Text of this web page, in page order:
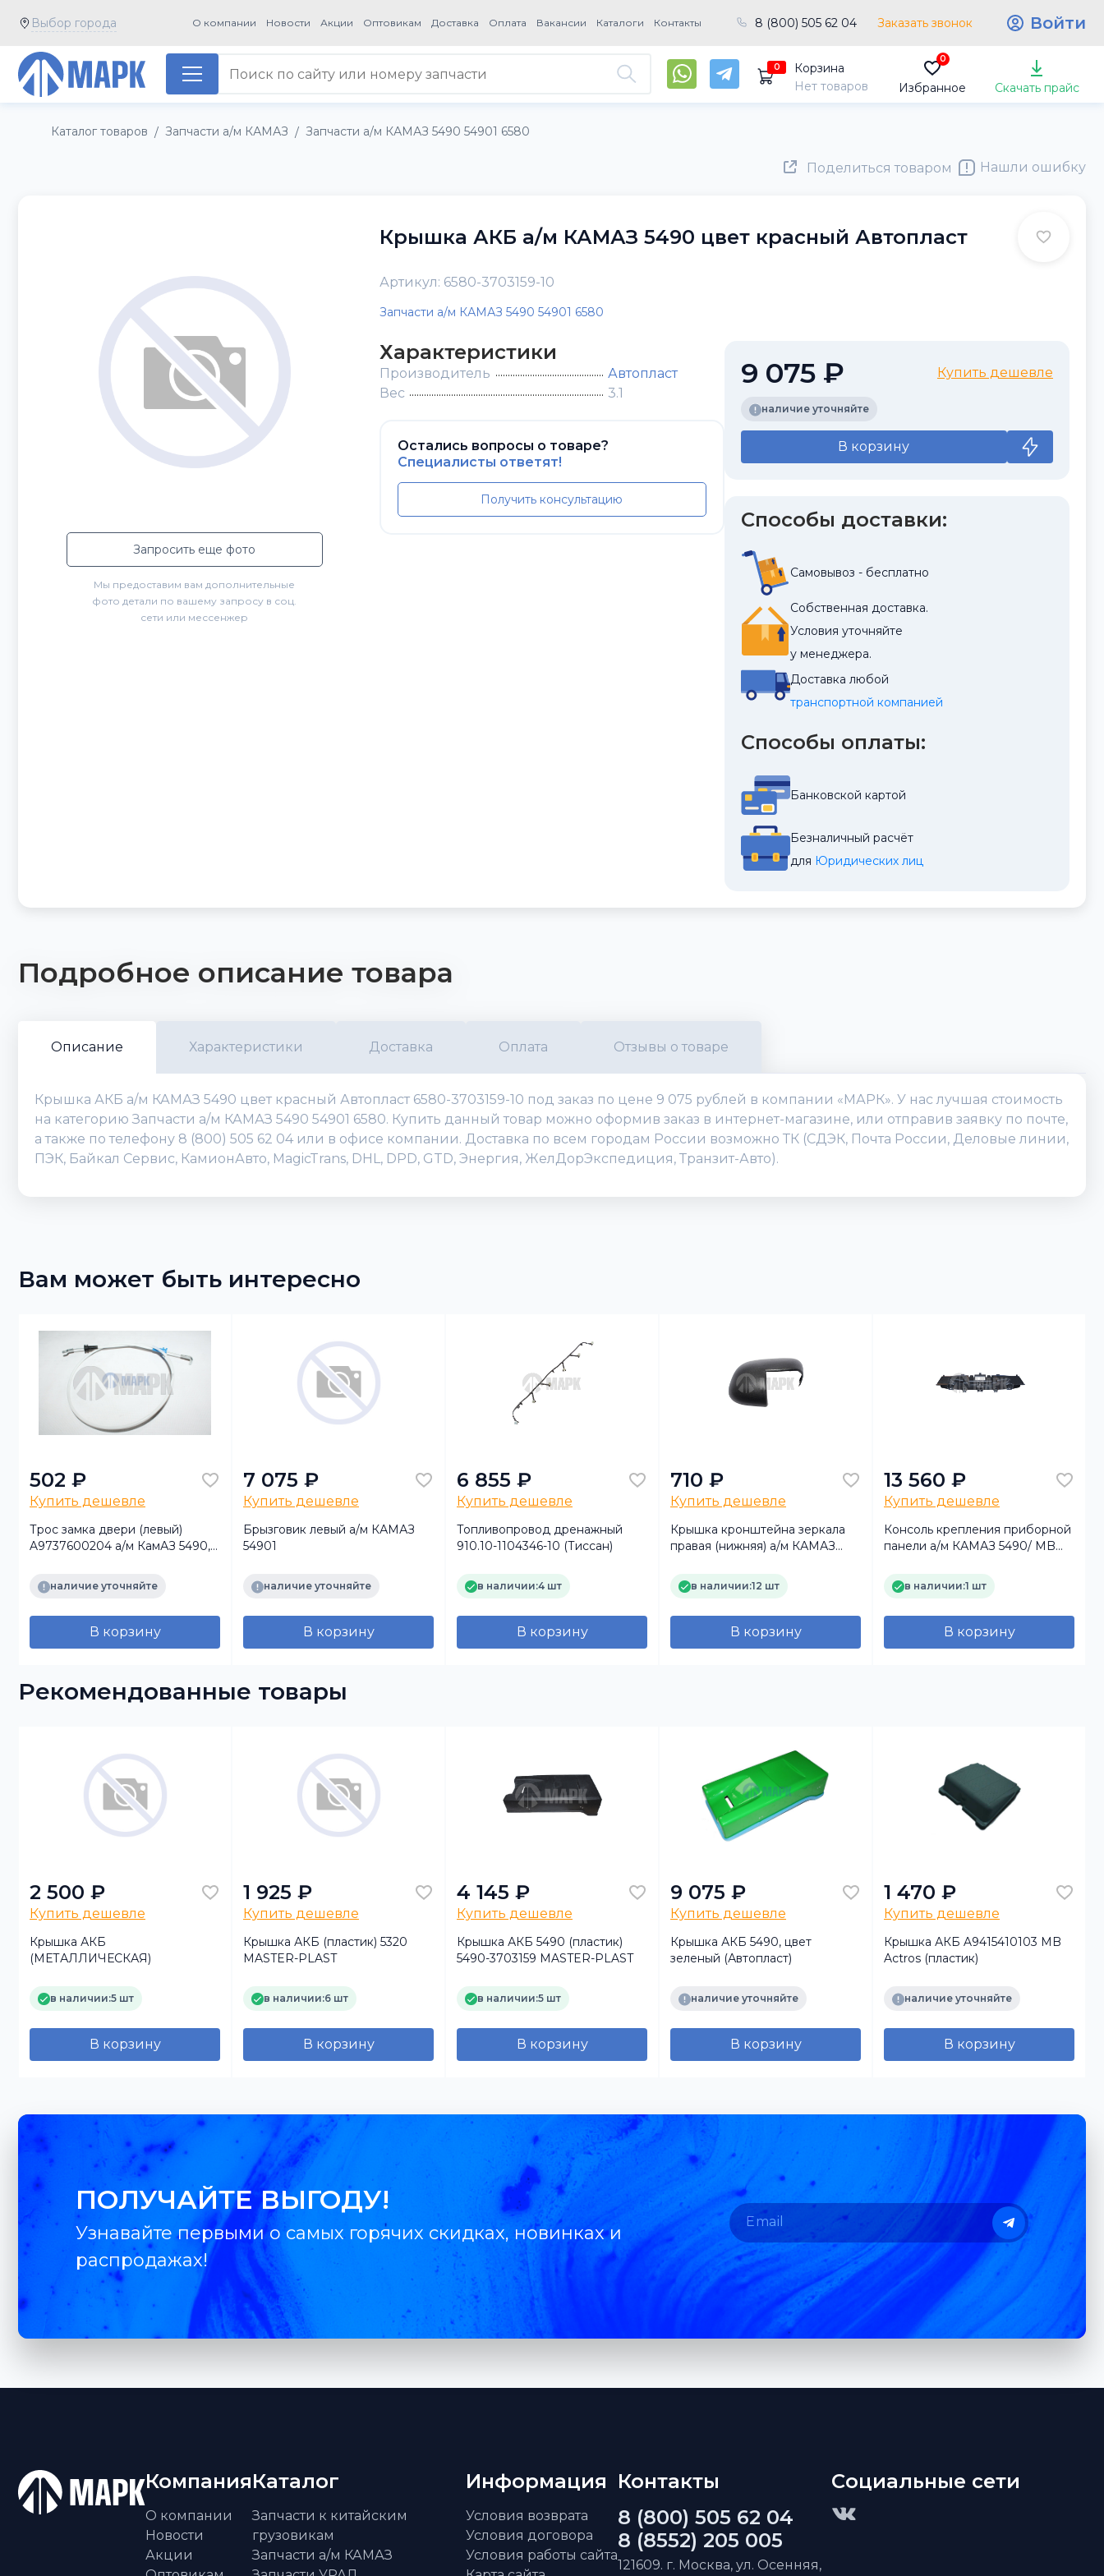
Выбор города О компании Новости Акции Оптовикам Доставка Оплата Вакансии Каталоги Контакты 8 (800) 505 62 04 Заказать звонок Войти
0
Корзина
Нет товаров
0
Избранное Скачать прайс
Каталог товаров / Запчасти а/м КАМАЗ / Запчасти а/м КАМАЗ 5490 54901 6580
Поделиться товаром Нашли ошибку
Запросить еще фото
Мы предоставим вам дополнительные
фото детали по вашему запросу в соц.
сети или мессенжер
Крышка АКБ а/м КАМАЗ 5490 цвет красный Автопласт
Артикул: 6580-3703159-10
Запчасти а/м КАМАЗ 5490 54901 6580
Характеристики
Производитель
Автопласт
Вес
3.1
Остались вопросы о товаре?
Специалисты ответят!
Получить консультацию
9 075 ₽ Купить дешевле
наличие уточняйте
В корзину
Способы доставки:
Самовывоз - бесплатно
Собственная доставка.
Условия уточняйте
у менеджера.
Доставка любой
транспортной компанией
Способы оплаты:
Банковской картой
Безналичный расчёт
для Юридических лиц
Подробное описание товара
Описание Характеристики Доставка Оплата Отзывы о товаре
Крышка АКБ а/м КАМАЗ 5490 цвет красный Автопласт 6580-3703159-10 под заказ по цене 9 075 рублей в компании «МАРК». У нас лучшая стоимость
на категорию Запчасти а/м КАМАЗ 5490 54901 6580. Купить данный товар можно оформив заказ в интернет-магазине, или отправив заявку по почте,
а также по телефону 8 (800) 505 62 04 или в офисе компании. Доставка по всем городам России возможно ТК (СДЭК, Почта России, Деловые линии,
ПЭК, Байкал Сервис, КамионАвто, MagicTrans, DHL, DPD, GTD, Энергия, ЖелДорЭкспедиция, Транзит-Авто).
Вам может быть интересно
502 ₽
Купить дешевле
Трос замка двери (левый)
A9737600204 а/м КамАЗ 5490,
наличие уточняйте
В корзину
7 075 ₽
Купить дешевле
Брызговик левый а/м КАМАЗ
54901
наличие уточняйте
В корзину
6 855 ₽
Купить дешевле
Топливопровод дренажный
910.10-1104346-10 (Тиссан)
в наличии:4 шт
В корзину
710 ₽
Купить дешевле
Крышка кронштейна зеркала
правая (нижняя) а/м КАМАЗ
в наличии:12 шт
В корзину
13 560 ₽
Купить дешевле
Консоль крепления приборной
панели а/м КАМАЗ 5490/ MB
в наличии:1 шт
В корзину
Рекомендованные товары
2 500 ₽
Купить дешевле
Крышка АКБ
(МЕТАЛЛИЧЕСКАЯ)
в наличии:5 шт
В корзину
1 925 ₽
Купить дешевле
Крышка АКБ (пластик) 5320
MASTER-PLAST
в наличии:6 шт
В корзину
4 145 ₽
Купить дешевле
Крышка АКБ 5490 (пластик)
5490-3703159 MASTER-PLAST
в наличии:5 шт
В корзину
9 075 ₽
Купить дешевле
Крышка АКБ 5490, цвет
зеленый (Автопласт)
наличие уточняйте
В корзину
1 470 ₽
Купить дешевле
Крышка АКБ A9415410103 MB
Actros (пластик)
наличие уточняйте
В корзину
ПОЛУЧАЙТЕ ВЫГОДУ!
Узнавайте первыми о самых горячих скидках, новинках и
распродажах!
Компания
О компании
Новости
Акции
Каталог
Запчасти к китайским
грузовикам
Запчасти а/м КАМАЗ
Информация
Условия возврата
Условия договора
Условия работы сайта
Контакты
8 (800) 505 62 04
8 (8552) 205 005
121609. г. Москва, ул. Осенняя,
Социальные сети